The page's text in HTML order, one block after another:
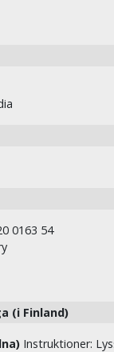
0163 54
(i Finland)
Instruktioner: